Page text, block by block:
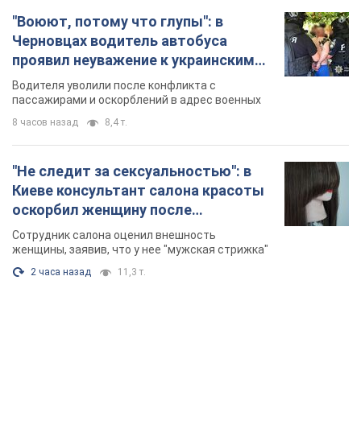
"Воюют, потому что глупы": в
Черновцах водитель автобуса
проявил неуважение к украинским
военным и поплатился за это.
Видео
Водителя уволили после конфликта с
пассажирами и оскорблений в адрес военных
8 часов назад 8,4 т.
"Не следит за сексуальностью": в
Киеве консультант салона красоты
оскорбил женщину после
химиотерапии, разгорелся скандал.
Фото
Сотрудник салона оценил внешность
женщины, заявив, что у нее "мужская стрижка"
2 часа назад 11,3 т.